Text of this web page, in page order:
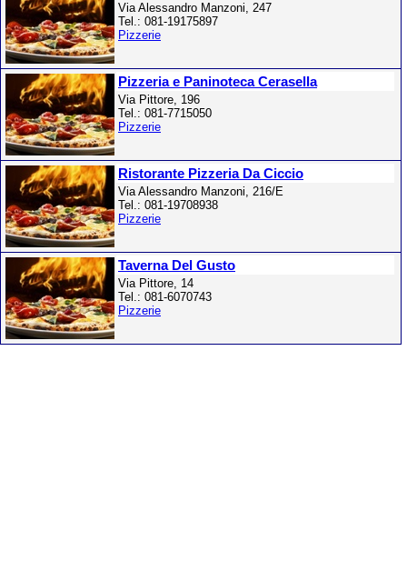
Via Alessandro Manzoni, 247
Tel.: 081-19175897
Pizzerie
Pizzeria e Paninoteca Cerasella
Via Pittore, 196
Tel.: 081-7715050
Pizzerie
Ristorante Pizzeria Da Ciccio
Via Alessandro Manzoni, 216/E
Tel.: 081-19708938
Pizzerie
Taverna Del Gusto
Via Pittore, 14
Tel.: 081-6070743
Pizzerie